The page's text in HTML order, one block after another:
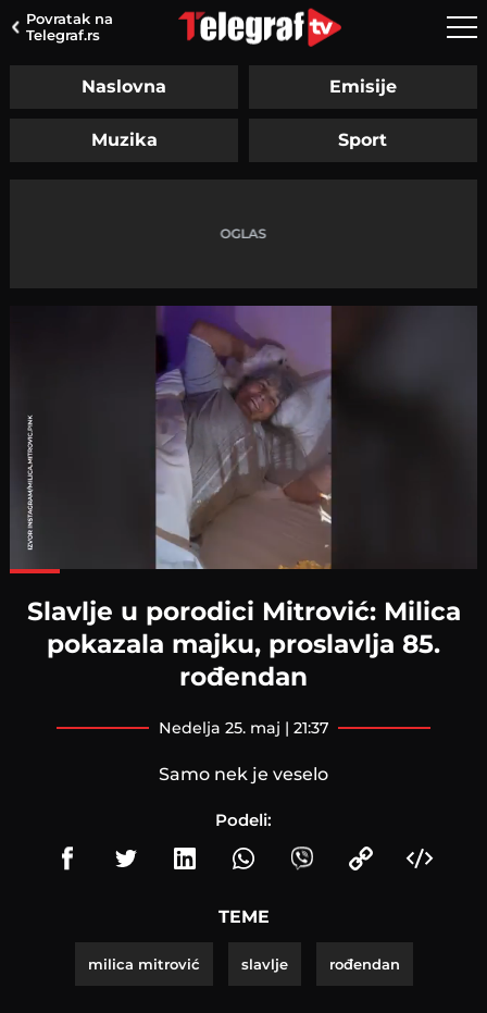
Povratak na
Telegraf.rs
Naslovna Emisije
Muzika Sport
Slavlje u porodici Mitrović: Milica
pokazala majku, proslavlja 85.
rođendan
nedelja 25. maj | 21:37
Samo nek je veselo
Podeli:
TEME
milica mitrović slavlje rođendan